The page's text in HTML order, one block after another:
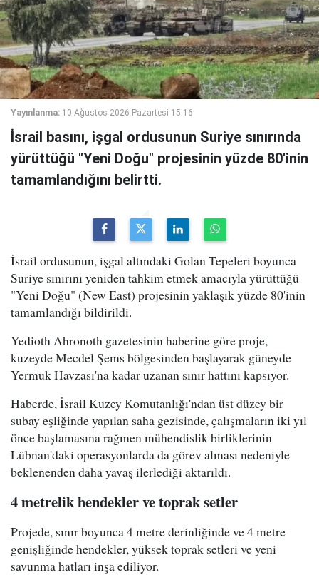
Yayınlanma: 10 Ağustos 2026 Pazartesi 15:16
İsrail basını, işgal ordusunun Suriye sınırında
yürüttüğü "Yeni Doğu" projesinin yüzde 80'inin
tamamlandığını belirtti.
İsrail ordusunun, işgal altındaki Golan Tepeleri boyunca
Suriye sınırını yeniden tahkim etmek amacıyla yürüttüğü
"Yeni Doğu" (New East) projesinin yaklaşık yüzde 80'inin
tamamlandığı bildirildi.
Yedioth Ahronoth gazetesinin haberine göre proje,
kuzeyde Mecdel Şems bölgesinden başlayarak güneyde
Yermuk Havzası'na kadar uzanan sınır hattını kapsıyor.
Haberde, İsrail Kuzey Komutanlığı'ndan üst düzey bir
subay eşliğinde yapılan saha gezisinde, çalışmaların iki yıl
önce başlamasına rağmen mühendislik birliklerinin
Lübnan'daki operasyonlarda da görev alması nedeniyle
beklenenden daha yavaş ilerlediği aktarıldı.
4 metrelik hendekler ve toprak setler
Projede, sınır boyunca 4 metre derinliğinde ve 4 metre
genişliğinde hendekler, yüksek toprak setleri ve yeni
savunma hatları inşa ediliyor.